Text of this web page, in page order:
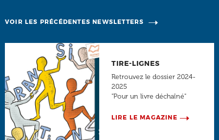
VOIR LES PRÉCÉDENTES NEWSLETTERS
TIRE-LIGNES
Retrouvez le dossier 2024-
2025
"Pour un livre déchaîné"
LIRE LE MAGAZINE